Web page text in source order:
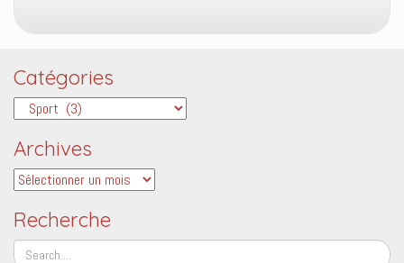
Catégories
Catégories
Archives
Archives
Recherche